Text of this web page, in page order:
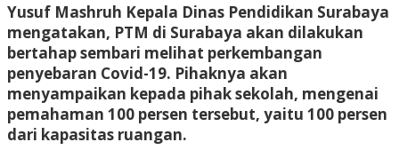
Yusuf Mashruh Kepala Dinas Pendidikan Surabaya
mengatakan, PTM di Surabaya akan dilakukan
bertahap sembari melihat perkembangan
penyebaran Covid-19. Pihaknya akan
menyampaikan kepada pihak sekolah, mengenai
pemahaman 100 persen tersebut, yaitu 100 persen
dari kapasitas ruangan.